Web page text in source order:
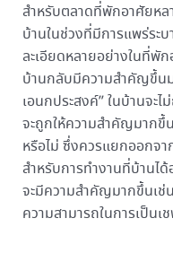
สำหรับตลาดที่พักอาศัยหล
บ้านในช่วงที่มีการแพร่ระบ
ละเอียดหลายอย่างในที่พั
บ้านกลับมีความสำคัญขึ้น
เอนกประสงค์” ในบ้านจะ
จะถูกให้ความสำคัญมากขึ้
หรือไม่ ซึ่งควรแยกออกจ
สำหรับการทำงานที่บ้านไ
จะมีความสำคัญมากขึ้นเ
ความสามารถในการเป็น